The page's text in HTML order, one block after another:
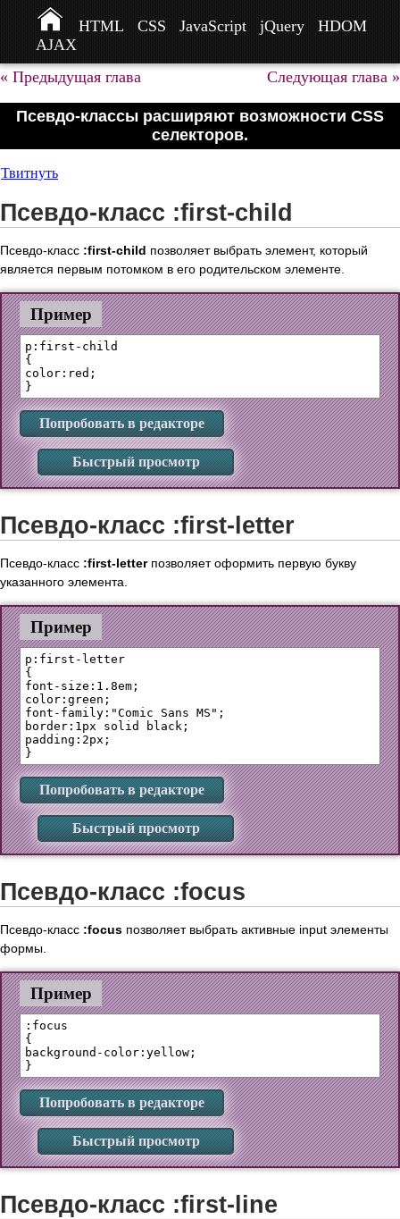
HTML CSS JavaScript jQuery
HDOM
AJAX
« Предыдущая глава
Следующая глава »
Псевдо-классы расширяют возможности CSS
селекторов.
Твитнуть
Псевдо-класс :first-child
Псевдо-класс :first-child позволяет выбрать элемент, который
является первым потомком в его родительском элементе.
Пример
p:first-child
{
color:red;
Попробовать в редакторе
Быстрый просмотр
Псевдо-класс :first-letter
Псевдо-класс :first-letterпозволяет оформить первую букву
указанного элемента.
Пример
p:first-letter
{
font-size:1.8em;
color:green;
font-family:"Comic Sans MS";
border:1px solid black;
padding:2px;
Попробовать в редакторе
Быстрый просмотр
Псевдо-класс :focus
Псевдо-класс :focus позволяет выбрать активные input элементы
формы.
Пример
:focus
{
background-color:yellow;
Попробовать в редакторе
Быстрый просмотр
Псевдо-класс :first-line